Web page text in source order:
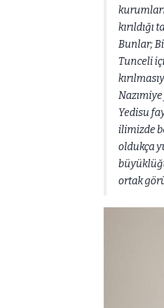
Bunlar;
Tunceli
Yedisu
ilimizde
oldukça
ortak